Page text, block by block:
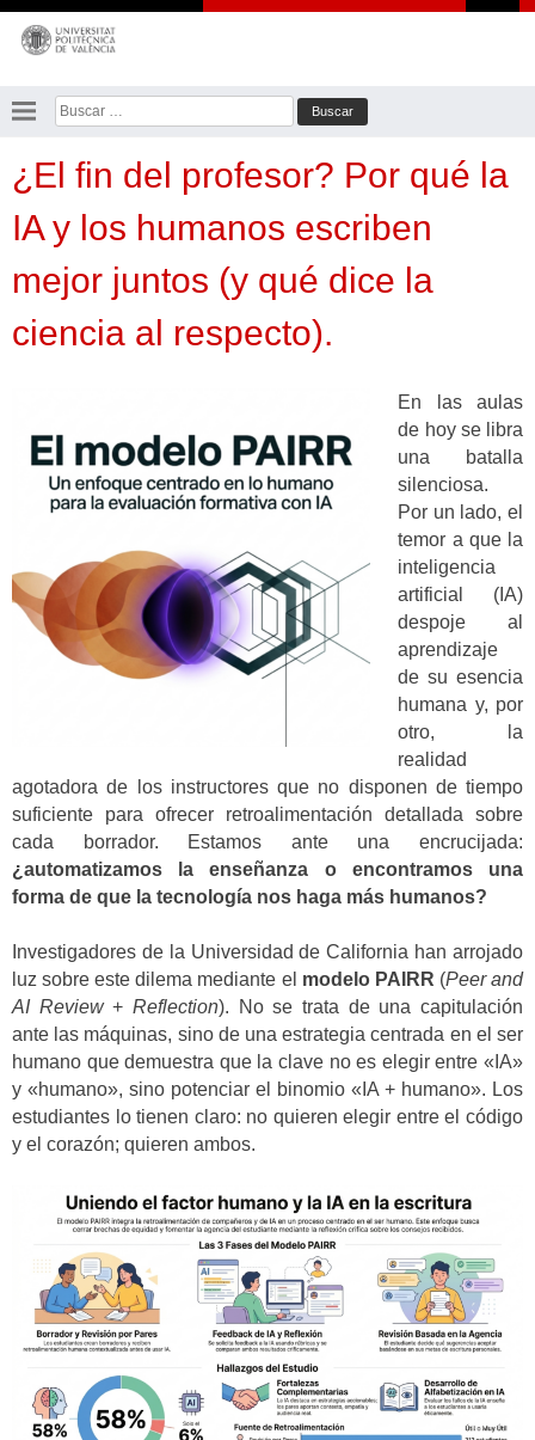
Saltar
contenido
Buscar:
¿El fin del profesor? Por qué la
IA y los humanos escriben
mejor juntos (y qué dice la
ciencia al respecto).
En las aulas
de hoy se libra
una batalla
silenciosa.
Por un lado, el
temor a que la
inteligencia
artificial (IA)
despoje al
aprendizaje
de su esencia
humana y, por
otro, la
realidad
agotadora de los instructores que no disponen de tiempo
suficiente para ofrecer retroalimentación detallada sobre
cada borrador. Estamos ante una encrucijada:
¿automatizamos la enseñanza o encontramos una
forma de que la tecnología nos haga más humanos?
Investigadores de la Universidad de California han arrojado
luz sobre este dilema mediante el modelo PAIRR (Peer and
AI Review+Reflection). No se trata de una capitulación
ante las máquinas, sino de una estrategia centrada en el ser
humano que demuestra que la clave no es elegir entre «IA»
y «humano», sino potenciar el binomio «IA + humano». Los
estudiantes lo tienen claro: no quieren elegir entre el código
y el corazón; quieren ambos.